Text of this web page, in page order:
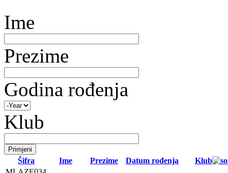
Ime
Prezime
Godina rođenja
Klub
Šifra Ime Prezime Datum rođenja
Klub